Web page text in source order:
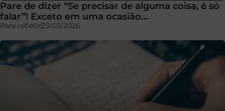
Pare de dizer “Se precisar de alguma coisa, é só
falar”! Exceto em uma ocasião…
Para refletir23/03/2026